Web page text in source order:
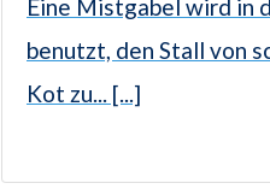
Eine Mistgabel wird in
benutzt, den Stall von
Kot zu... [...]